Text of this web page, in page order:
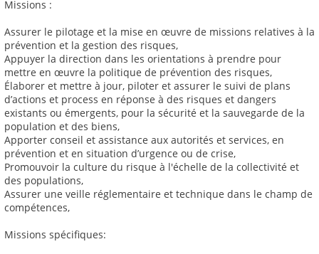
Missions :
Assurer le pilotage et la mise en œuvre de missions relatives à la
prévention et la gestion des risques,
Appuyer la direction dans les orientations à prendre pour
mettre en œuvre la politique de prévention des risques,
Élaborer et mettre à jour, piloter et assurer le suivi de plans
d’actions et process en réponse à des risques et dangers
existants ou émergents, pour la sécurité et la sauvegarde de la
population et des biens,
Apporter conseil et assistance aux autorités et services, en
prévention et en situation d’urgence ou de crise,
Promouvoir la culture du risque à l'échelle de la collectivité et
des populations,
Assurer une veille réglementaire et technique dans le champ de
compétences,
Missions spécifiques: